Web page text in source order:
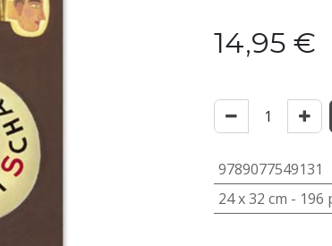
14,95 €
9789077549131
24x32 cm - 196